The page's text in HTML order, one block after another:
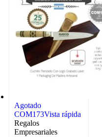
Agotado
COM173Vista rápida
Regalos
Empresariales